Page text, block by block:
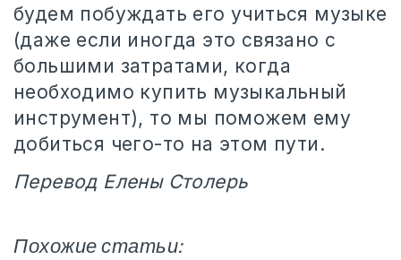
будем побуждать его учиться музыке
(даже если иногда это связано с
большими затратами, когда
необходимо купить музыкальный
инструмент), то мы поможем ему
добиться чего-то на этом пути.
Перевод Елены Столерь
Похожие статьи: